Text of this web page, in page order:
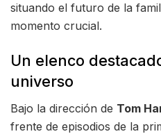
situando el futuro de la
momento crucial.
Un elenco
universo
Bajo la dirección de Tom
frente de episodios de la